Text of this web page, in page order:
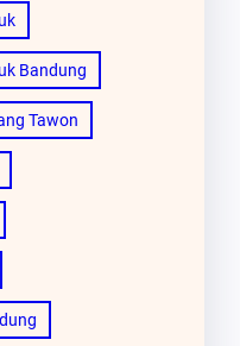
Bandung
Tawon